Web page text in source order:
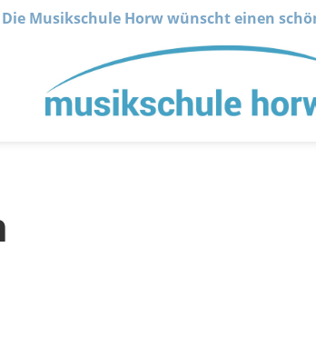
Die Musikschule Horw wünscht einen